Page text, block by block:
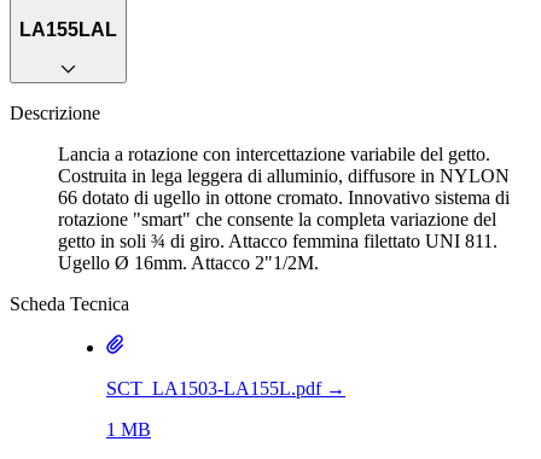
LA155LAL
Descrizione
Lancia a rotazione con intercettazione variabile del getto.
Costruita in lega leggera di alluminio, diffusore in NYLON
66 dotato di ugello in ottone cromato. Innovativo sistema di
rotazione "smart" che consente la completa variazione del
getto in soli ¾ di giro. Attacco femmina filettato UNI 811.
Ugello Ø 16mm. Attacco 2"1/2M.
Scheda Tecnica
SCT_LA1503-LA155L.pdf→
1 MB